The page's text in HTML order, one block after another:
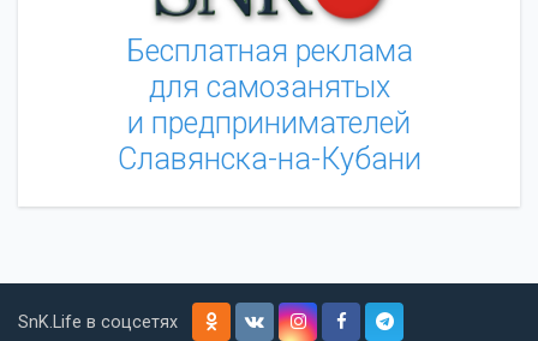
Бесплатная реклама
для самозанятых
и предпринимателей
Славянска-на-Кубани
SnK.Life в соцсетях